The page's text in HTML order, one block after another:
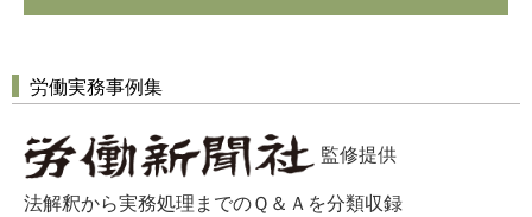
労働実務事例集
監修提供
法解釈から実務処理までのＱ＆Ａを分類収録